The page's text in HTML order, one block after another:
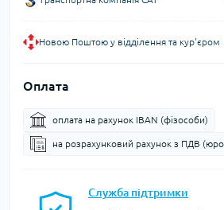
Новою Поштою у відділення та кур'єром
Оплата
оплата на рахунок IBAN (фізособи)
на розрахунковий рахунок з ПДВ
Служба підтримки